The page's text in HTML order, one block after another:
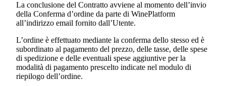
La conclusione del Contratto avviene al momento dell’invio
della Conferma d’ordine da parte di WinePlatform
all’indirizzo email fornito dall’Utente.
L’ordine è effettuato mediante la conferma dello stesso ed è
subordinato al pagamento del prezzo, delle tasse, delle spese
di spedizione e delle eventuali spese aggiuntive per la
modalità di pagamento prescelto indicate nel modulo di
riepilogo dell’ordine.